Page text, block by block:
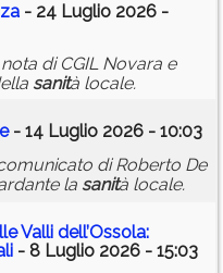
- 24 Luglio 2026 -
di CGIL Novara e
sanità locale.
- 14 Luglio 2026 - 10:03
di Roberto De
la sanità locale.
Valli dell’Ossola:
- 8 Luglio 2026 - 15:03